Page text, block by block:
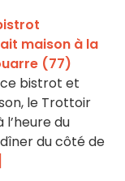
maison à la
(77)
bistrot et
le Trottoir
l’heure du
du côté de